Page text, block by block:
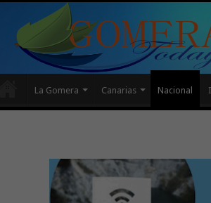
La Gomera Canarias Nacional